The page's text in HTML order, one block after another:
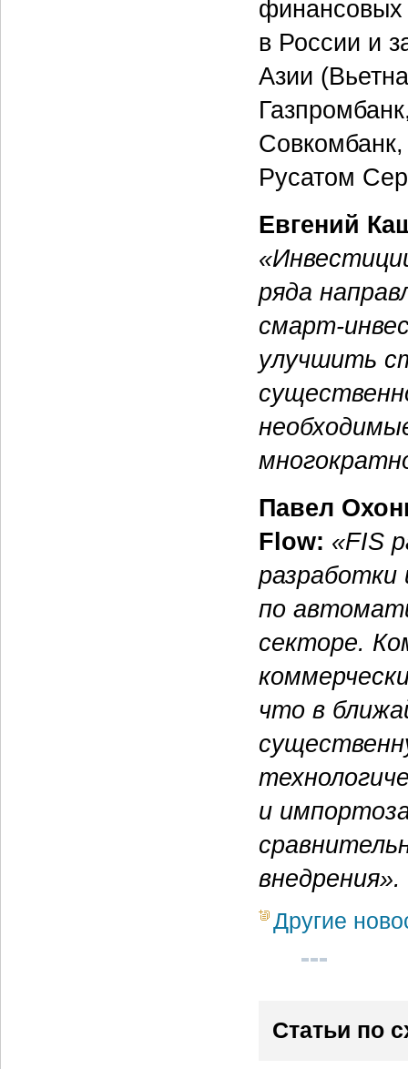
финансовых
в России и
Азии
Русатом
Евгений
ряда
смарт-
улучшить
Павел
Flow: «FIS
разработки
по
секторе.
что в
и
внедрения».
Другие
Статьи по